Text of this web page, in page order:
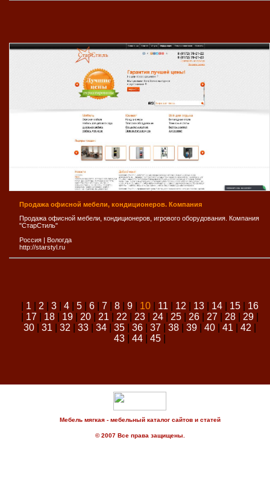
Продажа офисной мебели, кондиционеров. Компания
Продажа офисной мебели, кондиционеров, игрового оборудования. Компания
"СтарСтиль"
Россия
Вологда
http://starstyl.ru
1| 2| 3| 4| 5| 6| 7| 8| 9| 10| 11| 12| 13| 14| 15| 16
17| 18| 19| 20| 21| 22| 23| 24| 25| 26| 27| 28| 29|
30| 31| 32| 33| 34| 35| 36| 37| 38| 39| 40| 41| 42|
43| 44| 45|
Мебель мягкая - мебельный каталог сайтов и статей
© 2007 Все права защищены.